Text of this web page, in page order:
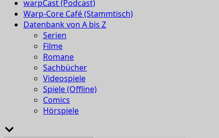
warpCast (Podcast)
Warp-Core Café (Stammtisch)
Datenbank von A bis Z
Serien
Filme
Romane
Sachbücher
Videospiele
Spiele (Offline)
Comics
Hörspiele